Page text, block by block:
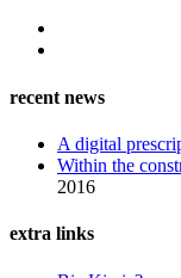
recent news
A digital
Within the
2016
extra links